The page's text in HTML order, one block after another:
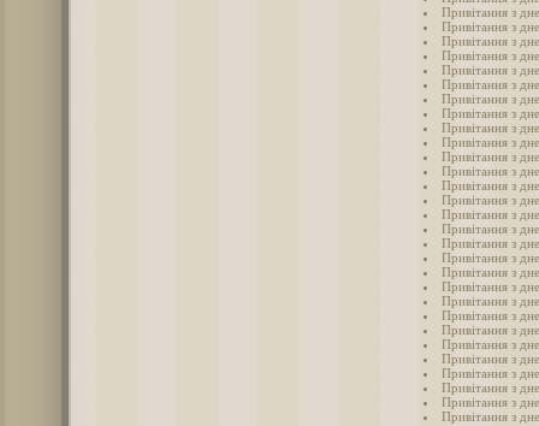
Привітання з
Привітання з
Привітання з
Привітання з
Привітання з
Привітання з
Привітання з
Привітання з
Привітання з
Привітання з
Привітання з
Привітання з
Привітання з
Привітання з
Привітання з
Привітання з
Привітання з
Привітання з
Привітання з
Привітання з
Привітання з
Привітання з
Привітання з
Привітання з
Привітання з
Привітання з
Привітання з
Привітання з
Привітання з